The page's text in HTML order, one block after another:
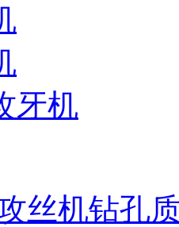
牙机
丝机钻孔